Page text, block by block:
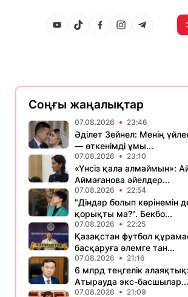
Соңғы жаңалықтар
07.08.2026 23:46
Әділет Зейнел: Менің
— өткенімді ұмы...
07.08.2026 23:10
«Үнсіз қала алмаймын»:
Аймағанова әйелдер...
07.08.2026 22:54
"Діндар болып көрінемін
қорықты ма?". Бекбо...
07.08.2026 22:25
Қазақстан футбол
басқаруға әлемге тан...
07.08.2026 21:16
6 млрд теңгелік алаяқтық:
Атырауда экс-басшылар...
07.08.2026 21:09